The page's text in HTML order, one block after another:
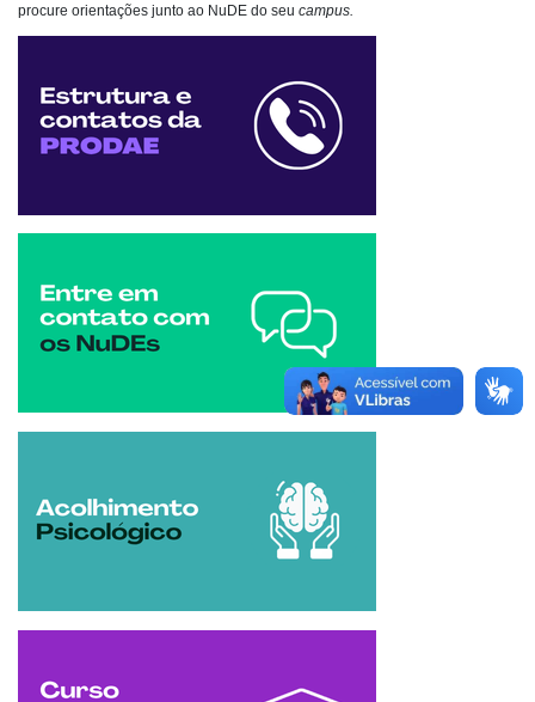
procure orientações junto ao NuDE do seu campus.